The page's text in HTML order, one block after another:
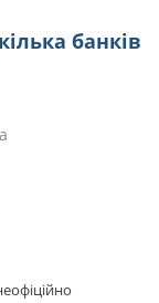
банків